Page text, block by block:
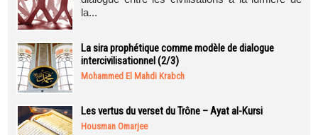
la...
La sira prophétique comme modèle de dialogue
intercivilisationnel (2/3)
Mohammed El Mahdi Krabch
Les vertus du verset du Trône – Ayat al-Kursi
Housman Omarjee